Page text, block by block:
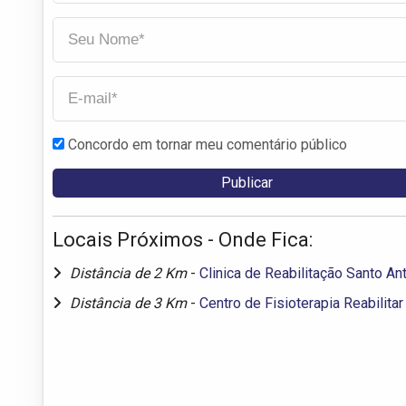
Concordo em tornar meu comentário público
Locais Próximos - Onde Fica:
Distância de 2 Km - Clinica de Reabilitação Santo
Distância de 3 Km - Centro de Fisioterapia Reabilitar